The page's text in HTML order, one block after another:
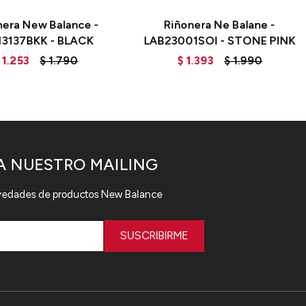
New Balance -
- BLACK
1.253 $1.790
Riñonera Ne Balane -
LAB23001SOI - STONE PINK
$ 1.393 $1.990
NUESTRO MAILING
de productos New Balance
SUSCRIBIRME